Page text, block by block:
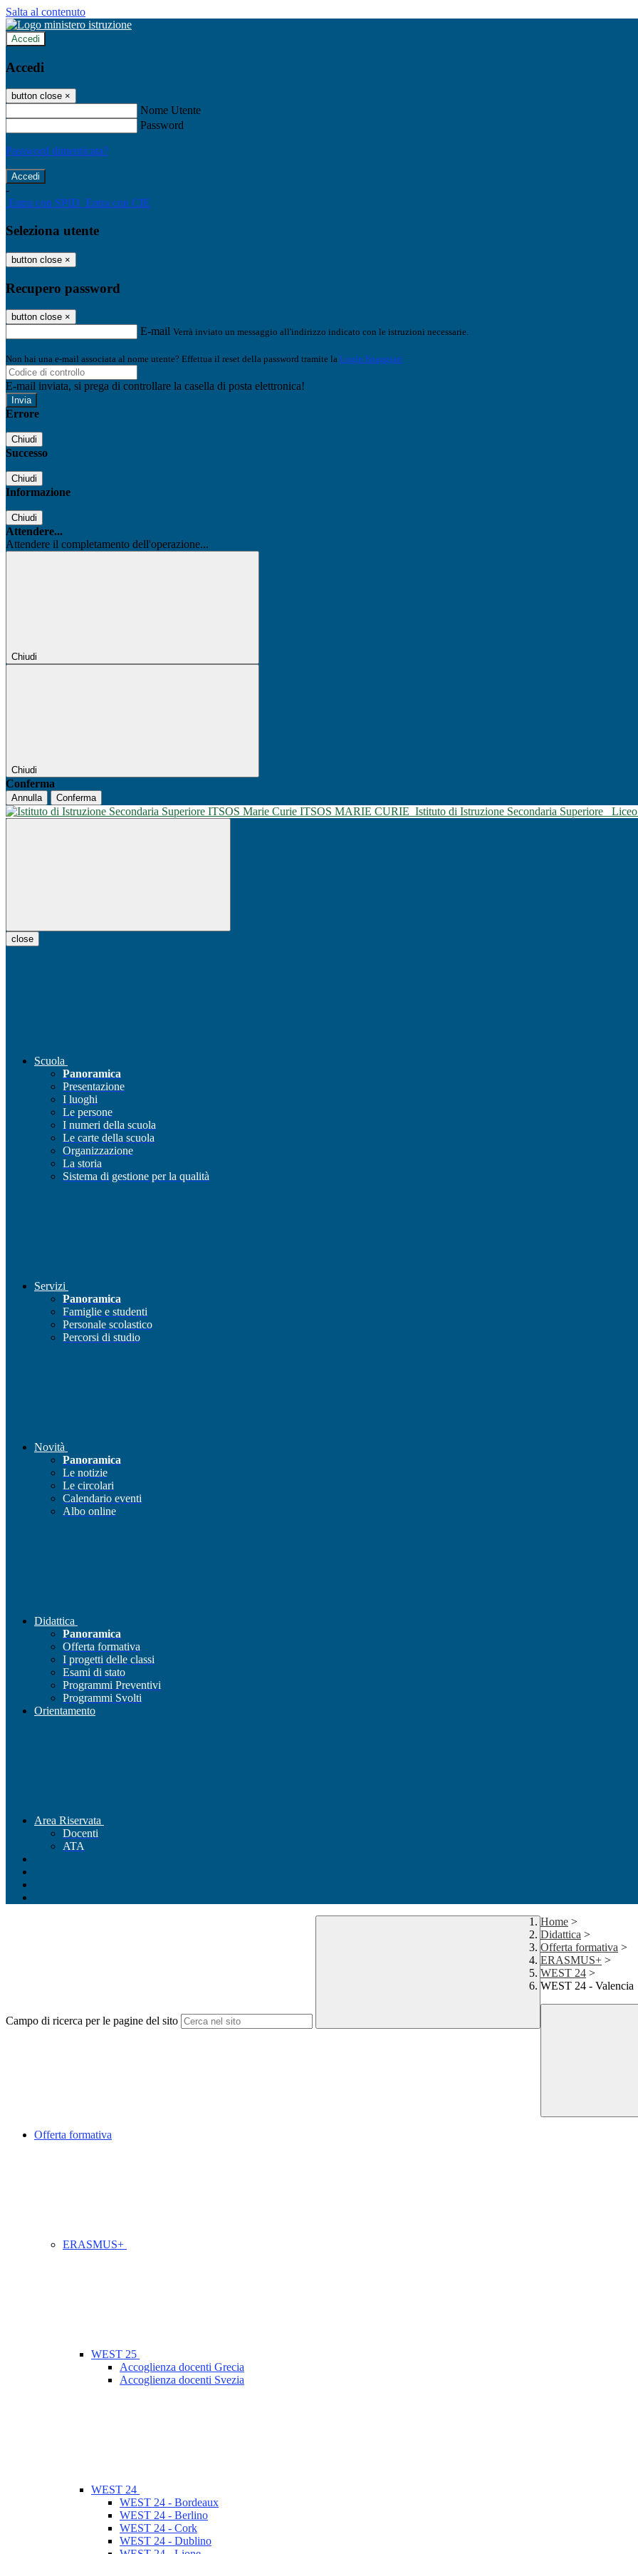
Salta al contenuto
Accedi
Accedi
button close ×
Nome Utente
Password
Password dimenticata?
-
Entra con SPID Entra con CIE
Seleziona utente
button close ×
Recupero password
button close ×
E-mail Verrà inviato un messaggio all'indirizzo indicato con le istruzioni necessarie.
Non hai una e-mail associata al nome utente? Effettua il reset della password tramite la Login Spaggiari
E-mail inviata, si prega di controllare la casella di posta elettronica!
Errore
Chiudi
Successo
Chiudi
Informazione
Chiudi
Attendere...
Attendere il completamento dell'operazione...
Chiudi
Chiudi
Conferma
Annulla Conferma
ITSOS MARIE CURIE Istituto di Istruzione Secondaria Superiore
close
Scuola
Panoramica
Presentazione
I luoghi
Le persone
I numeri della scuola
Le carte della scuola
Organizzazione
La storia
Sistema di gestione per la qualità
Servizi
Panoramica
Famiglie e studenti
Personale scolastico
Percorsi di studio
Novità
Panoramica
Le notizie
Le circolari
Calendario eventi
Albo online
Didattica
Panoramica
Offerta formativa
I progetti delle classi
Esami di stato
Programmi Preventivi
Programmi Svolti
Orientamento
Area Riservata
Docenti
ATA
Campo di ricerca per le pagine del sito
Home >
Didattica >
Offerta formativa >
ERASMUS+ >
WEST 24 >
WEST 24 - Valencia
Offerta formativa
ERASMUS+
WEST 25
Accoglienza docenti Grecia
Accoglienza docenti Svezia
WEST 24
WEST 24 - Bordeaux
WEST 24 - Berlino
WEST 24 - Cork
WEST 24 - Dublino